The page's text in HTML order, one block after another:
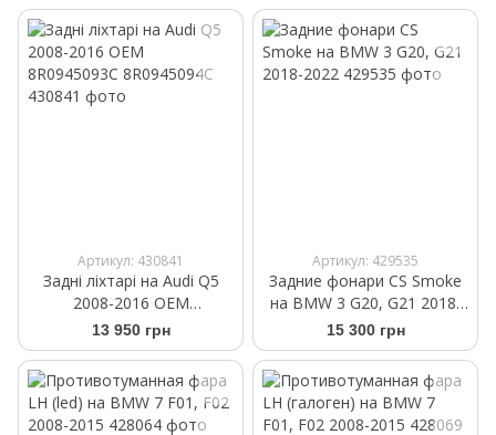
Артикул: 430841
Задні ліхтарі на Audi Q5
2008-2016 ОЕМ
8R0945093C 8R0945094C
13 950 грн
Артикул: 429535
Задние фонари CS Smoke
на BMW 3 G20, G21 2018-
2022
15 300 грн